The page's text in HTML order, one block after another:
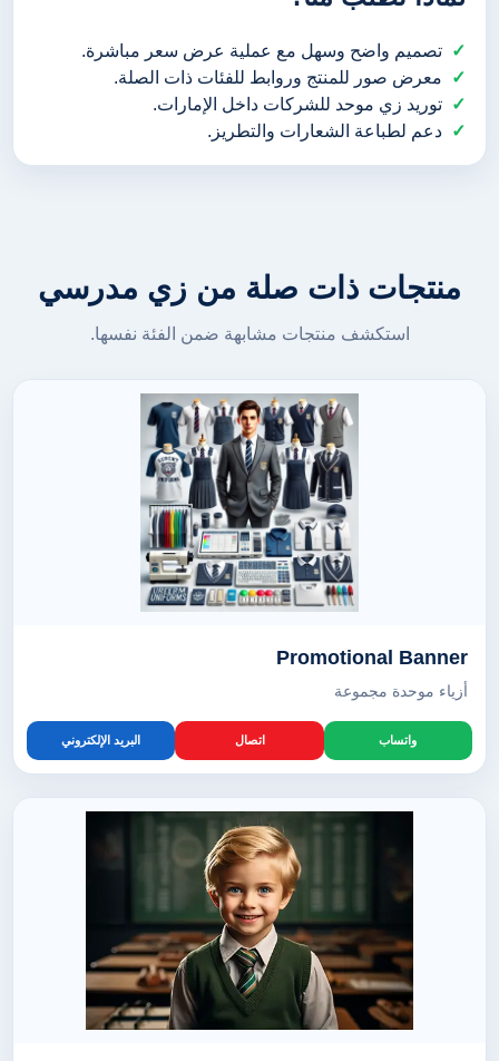
تصميم واضح وسهل مع عملية عرض سعر مباشرة.
معرض صور للمنتج وروابط للفئات ذات الصلة.
توريد زي موحد للشركات داخل الإمارات.
دعم لطباعة الشعارات والتطريز.
منتجات ذات صلة من زي مدرسي
استكشف منتجات مشابهة ضمن الفئة نفسها.
Promotional Banner
أزياء موحدة مجموعة
واتساب اتصال البريد الإلكتروني